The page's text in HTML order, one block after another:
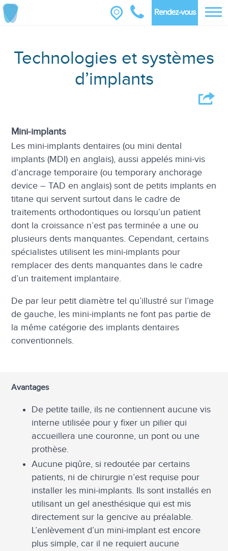
Rendez-vous
Technologies et systèmes
d’implants
Mini-implants
Les mini-implants dentaires (ou mini dental
implants (MDI) en anglais), aussi appelés mini-vis
d’ancrage temporaire (ou temporary anchorage
device – TAD en anglais) sont de petits implants en
titane qui servent surtout dans le cadre de
traitements orthodontiques ou lorsqu’un patient
dont la croissance n’est pas terminée a une ou
plusieurs dents manquantes. Cependant, certains
spécialistes utilisent les mini-implants pour
remplacer des dents manquantes dans le cadre
d’un traitement implantaire.
De par leur petit diamètre tel qu’illustré sur l’image
de gauche, les mini-implants ne font pas partie de
la même catégorie des implants dentaires
conventionnels.
Avantages
De petite taille, ils ne contiennent aucune vis
interne utilisée pour y fixer un pilier qui
accueillera une couronne, un pont ou une
prothèse.
Aucune piqûre, si redoutée par certains
patients, ni de chirurgie n’est requise pour
installer les mini-implants. Ils sont installés en
utilisant un gel anesthésique qui est mis
directement sur la gencive au préalable.
L’enlèvement d’un mini-implant est encore
plus simple, car il ne requiert aucune